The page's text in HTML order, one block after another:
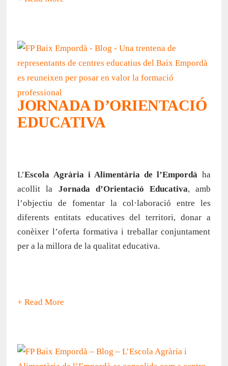
JORNADA D’ORIENTACIÓ
EDUCATIVA
L’Escola Agrària i Alimentària de l’Empordà ha
acollit la Jornada d’Orientació Educativa, amb
l’objectiu de fomentar la col·laboració entre les
diferents entitats educatives del territori, donar a
conèixer l’oferta formativa i treballar conjuntament
per a la millora de la qualitat educativa.
+ Read More